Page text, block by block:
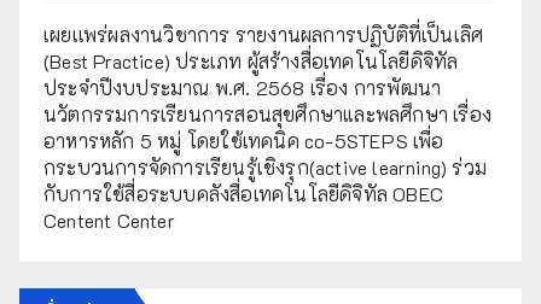
เผยเเพร่ผลงานวิชาการ รายงานผลการปฏิบัติที่เป็นเลิศ
(Best Practice) ประเภท ผู้สร้างสื่อเทคโนโลยีดิจิทัล
ประจำปีงบประมาณ พ.ศ. 2568 เรื่อง การพัฒนา
นวัตกรรมการเรียนการสอนสุขศึกษาและพลศึกษา เรื่อง
อาหารหลัก 5 หมู่ โดยใช้เทคนิค co-5STEPS เพื่อ
กระบวนการจัดการเรียนรู้เชิงรุก(active learning) ร่วม
กับการใช้สื่อระบบคลังสื่อเทคโนโลยีดิจิทัล OBEC
Centent Center